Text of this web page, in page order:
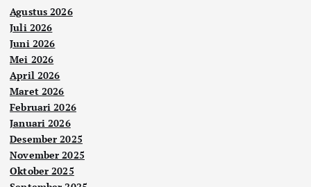
Agustus 2026
Juli 2026
Juni 2026
Mei 2026
April 2026
Maret 2026
Februari 2026
Januari 2026
Desember 2025
November 2025
Oktober 2025